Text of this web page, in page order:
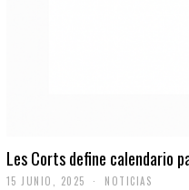
Les Corts define calendario
15 JUNIO, 2025 NOTICIAS